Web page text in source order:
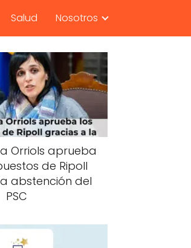
Salud Nosotros
Orriols aprueba
de Ripoll
abstención del
PSC